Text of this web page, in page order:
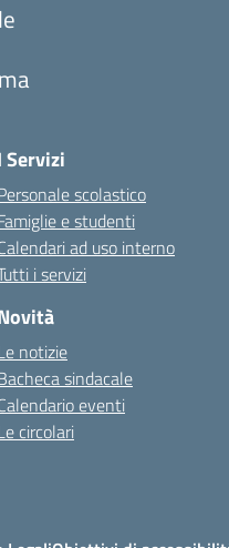
Servizi
scolastico
e studenti
ad uso interno
i servizi
notizie
sindacale
eventi
circolari